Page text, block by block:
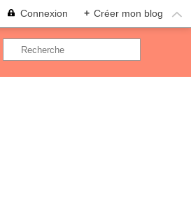
Connexion + Créer mon blog